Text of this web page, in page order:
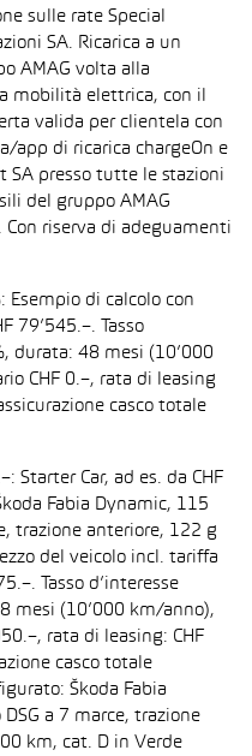
sulle rate Special
SA. Ricarica a un
AMAG volta alla
mobilità elettrica, con il
valida per clientela con
app di ricarica chargeOn e
SA presso tutte le stazioni
del gruppo AMAG
riserva di adeguamenti
Esempio di calcolo con
79’545.–. Tasso
durata: 48 mesi (10’000
CHF 0.–, rata di leasing
casco totale
Starter Car, ad es. da CHF
Fabia Dynamic, 115
trazione anteriore, 122 g
del veicolo incl. tariffa
Tasso d’interesse
mesi (10’000 km/anno),
rata di leasing: CHF
casco totale
Škoda Fabia
a 7 marce, trazione
km, cat. D in Verde